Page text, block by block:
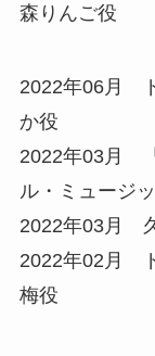
森りんご役
2022年06月
か役
2022年03月
ル・ミュージ
2022年03月
2022年02月
梅役